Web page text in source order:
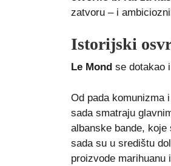
zatvoru – i
Istorijski
Le Mond se dotakao
Od pada komunizma
sada smatraju
albanske bande,
sada su u središtu
proizvode